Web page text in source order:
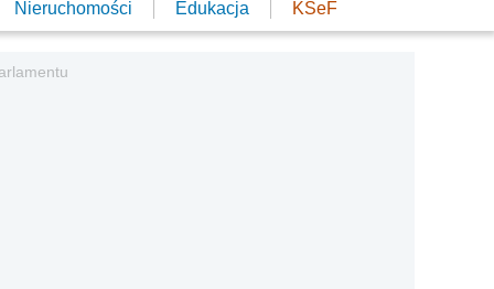
Nieruchomości Edukacja KSeF